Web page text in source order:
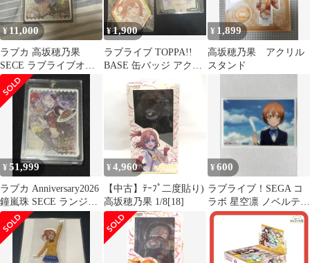
¥ 11,000
ラブカ 高坂穂乃果
SECE ラブライブオフ
ィシャルカードゲーム
¥1,900
ラブライブ TOPPA!!
BASE 缶バッジ アクリ
ルカード 高坂穂乃果セ
¥ 1,899
高坂穂乃果 アクリル
スタンド
¥51,999
ラブカ Anniversary2026
鐘嵐珠 SECE ランジュ
箔押しサイン
¥ 4,960
【中古】ﾃｰﾌﾟ二度貼り)
高坂穂乃果 1/8[18]
¥600
ラブライブ！SEGA コ
ラボ 星空凛 ノベルティ
ブロマイド 非売品